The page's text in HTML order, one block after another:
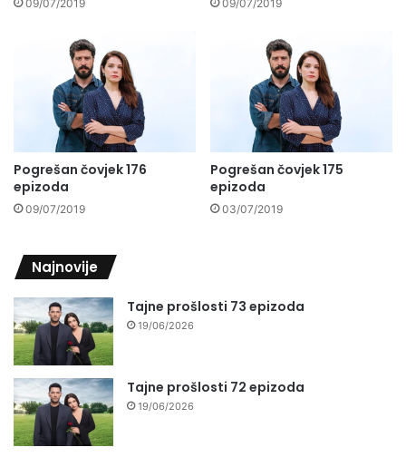
09/07/2019 09/07/2019
Pogrešan čovjek 176
epizoda
09/07/2019
Pogrešan čovjek 175
epizoda
03/07/2019
Najnovije
Tajne prošlosti 73 epizoda
19/06/2026
Tajne prošlosti 72 epizoda
19/06/2026